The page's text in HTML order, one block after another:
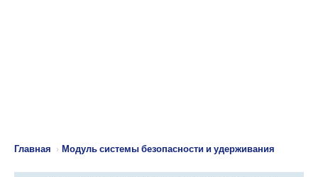
Главная › Модуль системы безопасности и удерживания